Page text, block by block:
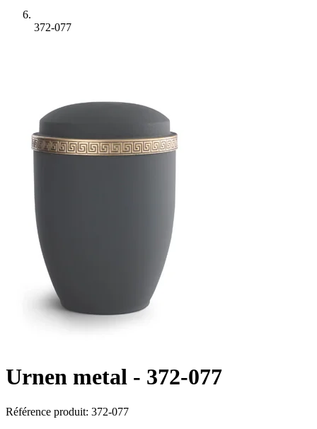
372-077
Urnen metal - 372-077
Référence produit: 372-077